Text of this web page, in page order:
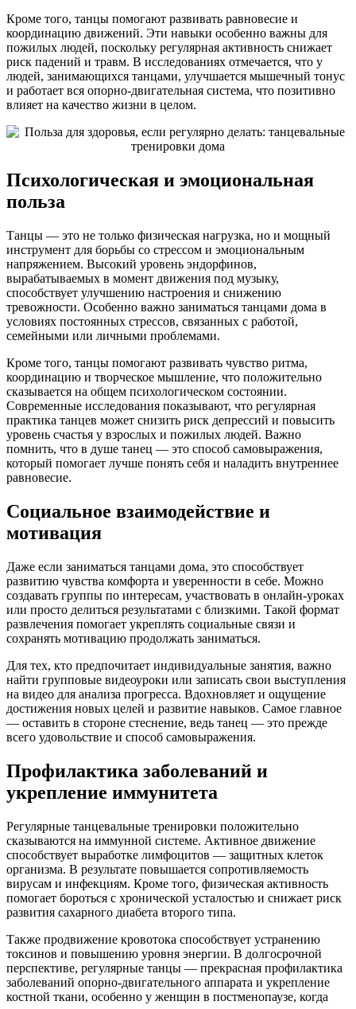
Кроме того, танцы помогают развивать равновесие и
координацию движений. Эти навыки особенно важны для
пожилых людей, поскольку регулярная активность снижает
риск падений и травм. В исследованиях отмечается, что у
людей, занимающихся танцами, улучшается мышечный тонус
и работает вся опорно-двигательная система, что позитивно
влияет на качество жизни в целом.
Психологическая и эмоциональная
польза
Танцы — это не только физическая нагрузка, но и мощный
инструмент для борьбы со стрессом и эмоциональным
напряжением. Высокий уровень эндорфинов,
вырабатываемых в момент движения под музыку,
способствует улучшению настроения и снижению
тревожности. Особенно важно заниматься танцами дома в
условиях постоянных стрессов, связанных с работой,
семейными или личными проблемами.
Кроме того, танцы помогают развивать чувство ритма,
координацию и творческое мышление, что положительно
сказывается на общем психологическом состоянии.
Современные исследования показывают, что регулярная
практика танцев может снизить риск депрессий и повысить
уровень счастья у взрослых и пожилых людей. Важно
помнить, что в душе танец — это способ самовыражения,
который помогает лучше понять себя и наладить внутреннее
равновесие.
Социальное взаимодействие и
мотивация
Даже если заниматься танцами дома, это способствует
развитию чувства комфорта и уверенности в себе. Можно
создавать группы по интересам, участвовать в онлайн-уроках
или просто делиться результатами с близкими. Такой формат
развлечения помогает укреплять социальные связи и
сохранять мотивацию продолжать заниматься.
Для тех, кто предпочитает индивидуальные занятия, важно
найти групповые видеоуроки или записать свои выступления
на видео для анализа прогресса. Вдохновляет и ощущение
достижения новых целей и развитие навыков. Самое главное
— оставить в стороне стеснение, ведь танец — это прежде
всего удовольствие и способ самовыражения.
Профилактика заболеваний и
укрепление иммунитета
Регулярные танцевальные тренировки положительно
сказываются на иммунной системе. Активное движение
способствует выработке лимфоцитов — защитных клеток
организма. В результате повышается сопротивляемость
вирусам и инфекциям. Кроме того, физическая активность
помогает бороться с хронической усталостью и снижает риск
развития сахарного диабета второго типа.
Также продвижение кровотока способствует устранению
токсинов и повышению уровня энергии. В долгосрочной
перспективе, регулярные танцы — прекрасная профилактика
заболеваний опорно-двигательного аппарата и укрепление
костной ткани, особенно у женщин в постменопаузе, когда